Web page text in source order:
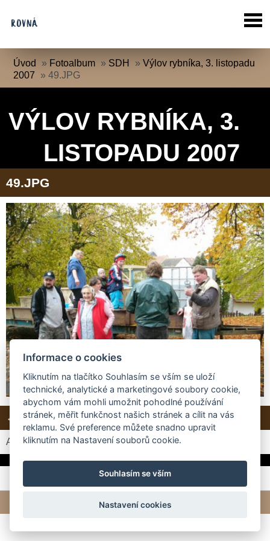
Úvod » Fotoalbum » SDH »Výlov rybníka, 3. listopadu
2007
»49.JPG
VÝLOV RYBNÍKA, 3.
LISTOPADU 2007
49.JPG
← Předchozí Další → Zpět do složky
Automatické procházení: 3|4|5| 6|7(čas ve vteřinách)
© 2026 eStránky.cz | Tvorba webových stránek
Informace o cookies
Kliknutím na tlačítko Souhlasím se vším se uloží
technické, analytické a marketingové soubory cookie,
abychom vám mohli umožnit pohodlné používání
stránek, měřit funkčnost našich stránek a cílit na vás
reklamu. Své preference můžete snadno upravit
kliknutím na Nastavení souborů cookie.
Souhlasím se vším
Nastavení cookies